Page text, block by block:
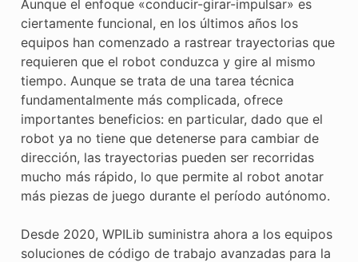
Aunque el enfoque «conducir-girar-impulsar» es
ciertamente funcional, en los últimos años los
equipos han comenzado a rastrear trayectorias que
requieren que el robot conduzca y gire al mismo
tiempo. Aunque se trata de una tarea técnica
fundamentalmente más complicada, ofrece
importantes beneficios: en particular, dado que el
robot ya no tiene que detenerse para cambiar de
dirección, las trayectorias pueden ser recorridas
mucho más rápido, lo que permite al robot anotar
más piezas de juego durante el período autónomo.
Desde 2020, WPILib suministra ahora a los equipos
soluciones de código de trabajo avanzadas para la